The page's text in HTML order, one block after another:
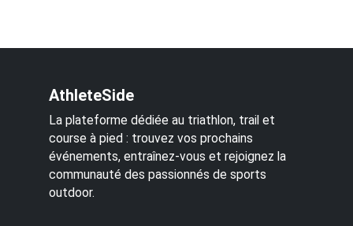
AthleteSide
La plateforme dédiée au triathlon, trail et
course à pied : trouvez vos prochains
événements, entraînez-vous et rejoignez la
communauté des passionnés de sports
outdoor.